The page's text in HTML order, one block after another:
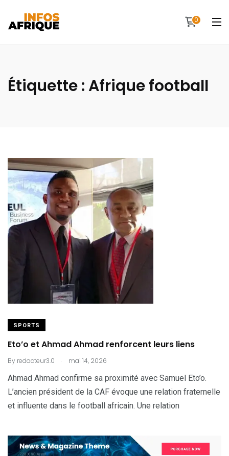
0
Étiquette : Afrique football
SPORTS
Eto’o et Ahmad Ahmad renforcent leurs liens
By redacteur3.0 . mai 14, 2026
Ahmad Ahmad confirme sa proximité avec Samuel Eto’o.
L’ancien président de la CAF évoque une relation fraternelle
et influente dans le football africain. Une relation